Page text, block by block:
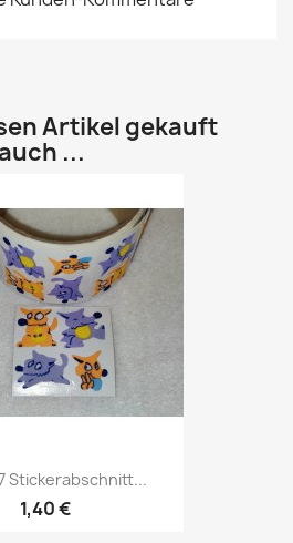
Artikel gekauft
...
Stickerabschnitt...
1,40 €